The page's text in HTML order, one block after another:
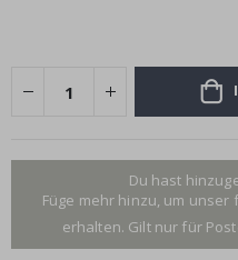
Du hast
Füge mehr hinzu, um
erhalten. Gilt nur für